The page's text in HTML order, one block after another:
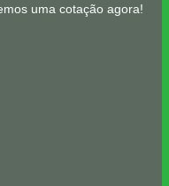
uma cotação agora!